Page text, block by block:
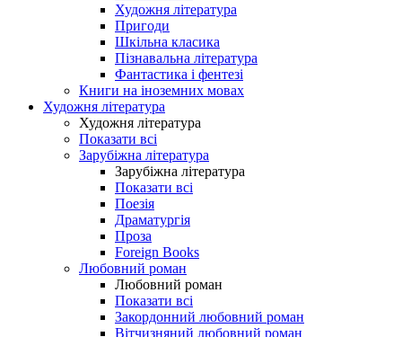
Художня література
Пригоди
Шкільна класика
Пізнавальна література
Фантастика і фентезі
Книги на іноземних мовах
Художня література
Художня література
Показати всі
Зарубіжна література
Зарубіжна література
Показати всі
Поезія
Драматургія
Проза
Foreign Books
Любовний роман
Любовний роман
Показати всі
Закордонний любовний роман
Вітчизняний любовний роман